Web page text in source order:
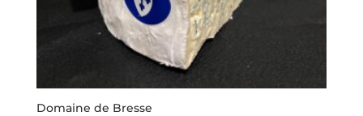
Domaine de Bresse